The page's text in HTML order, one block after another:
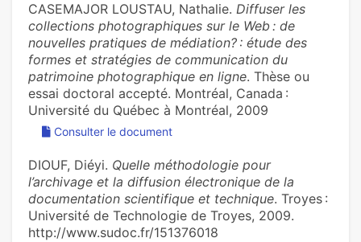
CASEMAJOR LOUSTAU, Nathalie. Diffuser les
collections photographiques sur le Web : de
nouvelles pratiques de médiation? : étude des
formes et stratégies de communication du
patrimoine photographique en ligne. Thèse ou
essai doctoral accepté. Montréal, Canada :
Université du Québec à Montréal, 2009
Consulter le document
DIOUF, Diéyi. Quelle méthodologie pour
l’archivage et la diffusion électronique de la
documentation scientifique et technique. Troyes :
Université de Technologie de Troyes, 2009.
http://www.sudoc.fr/151376018